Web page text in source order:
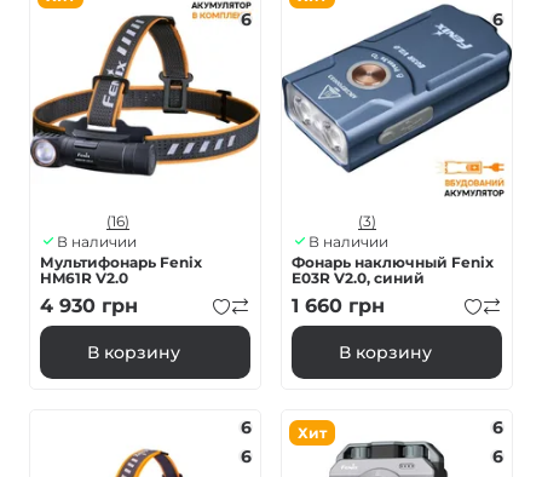
6
(16)
В наличии
Мультифонарь Fenix
HM61R V2.0
4 930 грн
В корзину
6
(3)
В наличии
Фонарь наключный Fenix ​​
E03R V2.0, синий
1 660 грн
В корзину
6
6
Хит
6
6